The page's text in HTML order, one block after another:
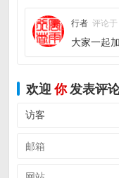
行者 评论
大家一起
欢迎你发表评